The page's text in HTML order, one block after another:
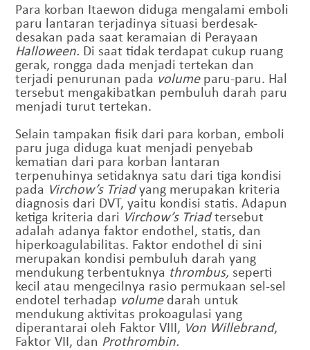
Para korban Itaewon diduga mengalami emboli
paru lantaran terjadinya situasi berdesak-
desakan pada saat keramaian di Perayaan
Halloween. Di saat tidak terdapat cukup ruang
gerak, rongga dada menjadi tertekan dan
terjadi penurunan pada volume paru-paru. Hal
tersebut mengakibatkan pembuluh darah paru
menjadi turut tertekan.
Selain tampakan fisik dari para korban, emboli
paru juga diduga kuat menjadi penyebab
kematian dari para korban lantaran
terpenuhinya setidaknya satu dari tiga kondisi
pada Virchow’s Triadyang merupakan kriteria
diagnosis dari DVT, yaitu kondisi statis. Adapun
ketiga kriteria dari Virchow’s Triadtersebut
adalah adanya faktor endothel, statis, dan
hiperkoagulabilitas. Faktor endothel di sini
merupakan kondisi pembuluh darah yang
mendukung terbentuknya thrombus,seperti
kecil atau mengecilnya rasio permukaan sel-sel
endotel terhadap volumedarah untuk
mendukung aktivitas prokoagulasi yang
diperantarai oleh Faktor VIII, Von Willebrand,
Faktor VII, dan Prothrombin.